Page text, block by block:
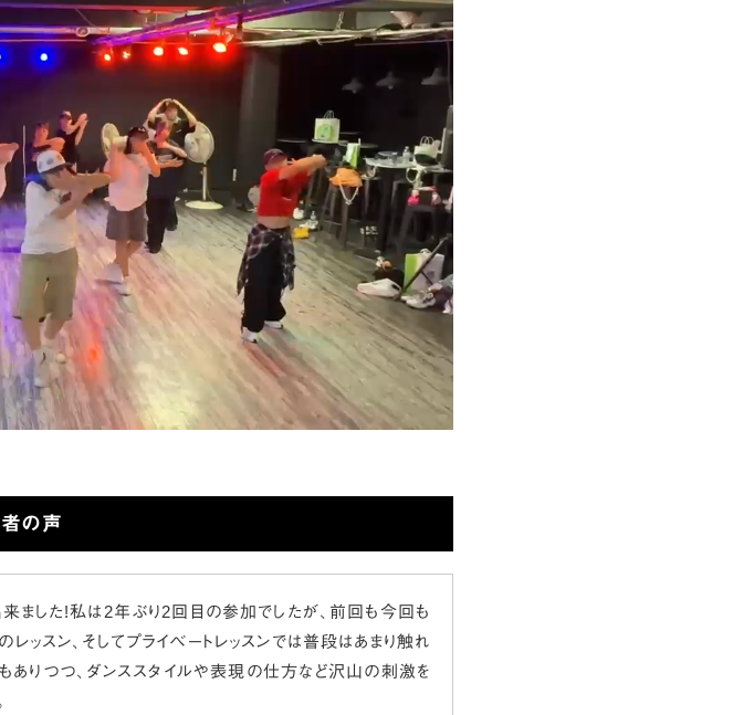
の声
ました!私は2年ぶり2回目の参加でしたが、前回も今回も
ン、そしてプライベートレッスンでは普段はあまり触れ
ありつつ、ダンススタイルや表現の仕方など沢山の刺激を